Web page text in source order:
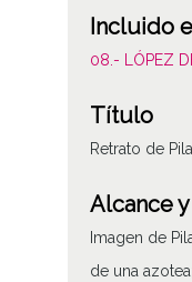
Incluido
08.- LÓPEZ
Título
Retrato de
Alcance
Imagen de
de una